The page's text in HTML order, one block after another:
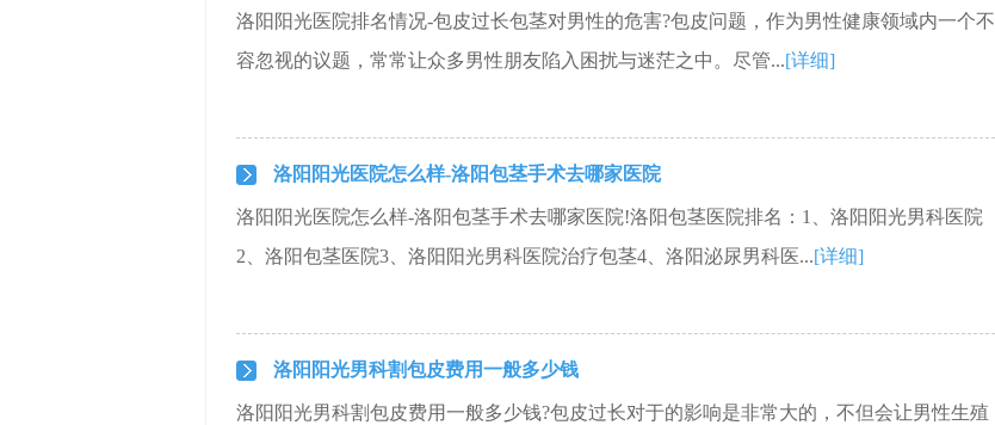
洛阳阳光医院排名情况-包皮过长包茎对男性的危害?包皮问题，作为男性健康领域内一个不
容忽视的议题，常常让众多男性朋友陷入困扰与迷茫之中。尽管...[详细]
洛阳阳光医院怎么样-洛阳包茎手术去哪家医院
洛阳阳光医院怎么样-洛阳包茎手术去哪家医院!洛阳包茎医院排名：1、洛阳阳光男科医院
2、洛阳包茎医院3、洛阳阳光男科医院治疗包茎4、洛阳泌尿男科医...[详细]
洛阳阳光男科割包皮费用一般多少钱
洛阳阳光男科割包皮费用一般多少钱?包皮过长对于的影响是非常大的，不但会让男性生殖